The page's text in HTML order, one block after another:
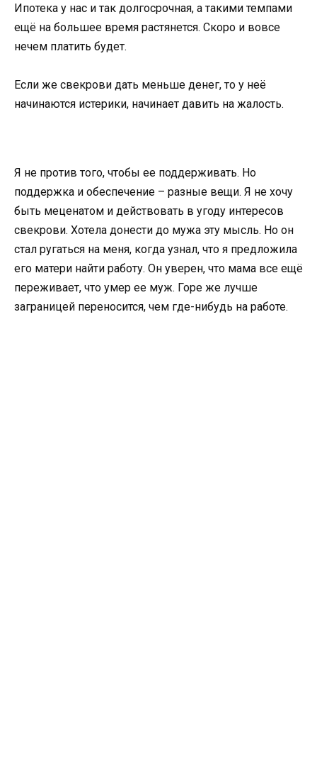
Ипотека у нас и так долгосрочная, а такими темпами
ещё на большее время растянется. Скоро и вовсе
нечем платить будет.
Если же свекрови дать меньше денег, то у неё
начинаются истерики, начинает давить на жалость.
Я не против того, чтобы ее поддерживать. Но
поддержка и обеспечение – разные вещи. Я не хочу
быть меценатом и действовать в угоду интересов
свекрови. Хотела донести до мужа эту мысль. Но он
стал ругаться на меня, когда узнал, что я предложила
его матери найти работу. Он уверен, что мама все ещё
переживает, что умер ее муж. Горе же лучше
заграницей переносится, чем где-нибудь на работе.